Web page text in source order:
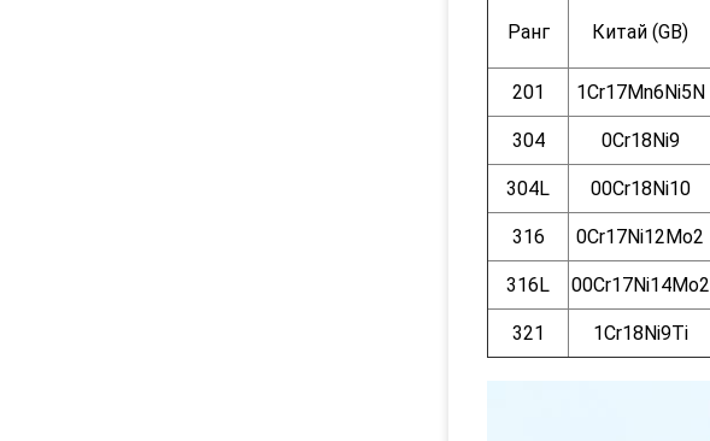
Ранг Китай (GB)
201 1Cr17Mn6Ni5N
304 0Cr18Ni9
304L 00Cr18Ni10
316 0Cr17Ni12Mo2
316L 00Cr17Ni14Mo2
321 1Cr18Ni9Ti